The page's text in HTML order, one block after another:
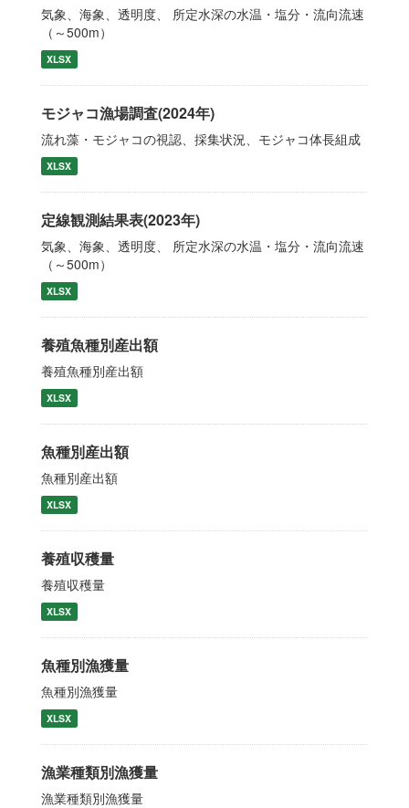
気象、海象、透明度、 所定水深の水温・塩分・流向流速
（～500m）
XLSX
モジャコ漁場調査(2024年)
流れ藻・モジャコの視認、採集状況、モジャコ体長組成
XLSX
定線観測結果表(2023年)
気象、海象、透明度、 所定水深の水温・塩分・流向流速
（～500m）
XLSX
養殖魚種別産出額
養殖魚種別産出額
XLSX
魚種別産出額
魚種別産出額
XLSX
養殖収穫量
養殖収穫量
XLSX
魚種別漁獲量
魚種別漁獲量
XLSX
漁業種類別漁獲量
漁業種類別漁獲量